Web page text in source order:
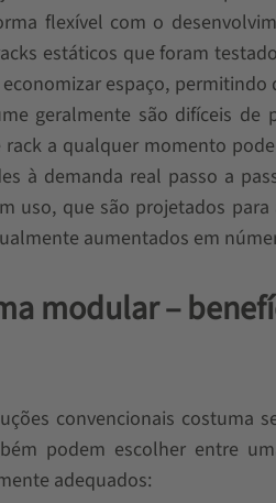
flexível com o
estáticos que foram
espaço,
geralmente são difíceis de
a qualquer momento
à demanda real passo a
uso, que são projetados
aumentados em
modular –
convencionais costuma
podem escolher entre
adequados: